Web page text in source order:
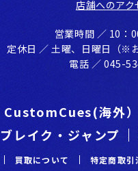
店舗へのアク
営業時間 ／ 10：
定休⽇ ／ ⼟曜、⽇曜⽇（※
電話 ／ 045-
CustomCues(海外）
ブレイク・ジャンプ
買取について 特定商取引